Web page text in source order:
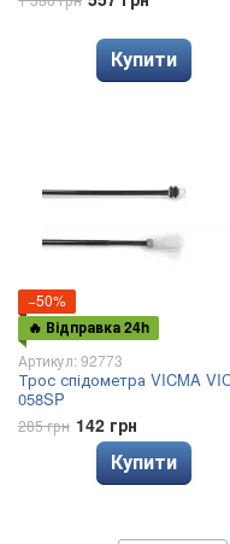
Купити
−50%
🔥 Відправка 24h
Артикул: 92773
Трос спідометра VICMA
058SP
285 грн 142 грн
Купити